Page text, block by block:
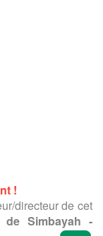
!
directeur de cet
de Simbayah -